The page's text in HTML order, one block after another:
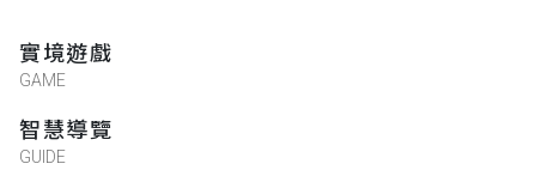
實境遊戲
GAME
智慧導覽
GUIDE